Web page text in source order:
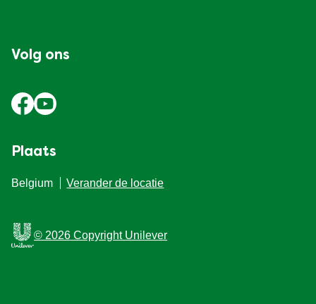
Volg ons
Plaats
Belgium Verander de locatie
© 2026 Copyright Unilever